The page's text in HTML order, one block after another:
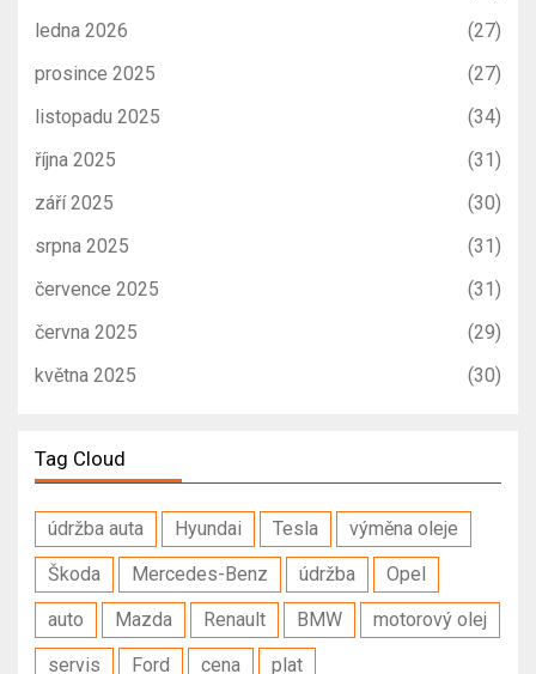
ledna 2026
(27)
prosince 2025
(27)
listopadu 2025
(34)
října 2025
(31)
září 2025
(30)
srpna 2025
(31)
července 2025
(31)
června 2025
(29)
května 2025
(30)
Tag Cloud
údržba auta Hyundai Tesla
výměna oleje
Škoda
Mercedes-Benz údržba
Opel
auto
Mazda Renault BMW
motorový olej
servis
Ford cena plat